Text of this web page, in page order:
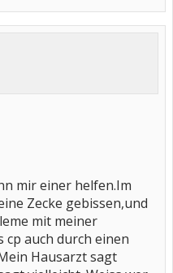
mir einer helfen.Im
Zecke gebissen,und
mit meiner
cp auch durch einen
Hausarzt sagt